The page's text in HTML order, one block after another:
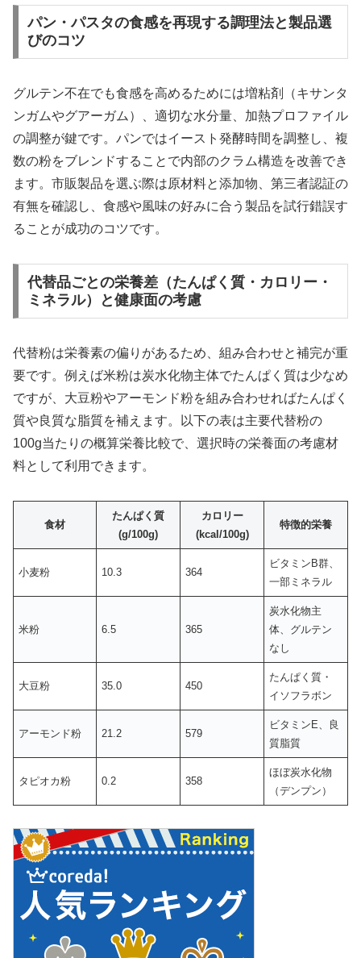
パン・パスタの食感を再現する調理法と製品選
びのコツ
グルテン不在でも食感を高めるためには増粘剤（キサンタ
ンガムやグアーガム）、適切な水分量、加熱プロファイル
の調整が鍵です。パンではイースト発酵時間を調整し、複
数の粉をブレンドすることで内部のクラム構造を改善でき
ます。市販製品を選ぶ際は原材料と添加物、第三者認証の
有無を確認し、食感や風味の好みに合う製品を試行錯誤す
ることが成功のコツです。
代替品ごとの栄養差（たんぱく質・カロリー・
ミネラル）と健康面の考慮
代替粉は栄養素の偏りがあるため、組み合わせと補完が重
要です。例えば米粉は炭水化物主体でたんぱく質は少なめ
ですが、大豆粉やアーモンド粉を組み合わせればたんぱく
質や良質な脂質を補えます。以下の表は主要代替粉の
100g当たりの概算栄養比較で、選択時の栄養面の考慮材
料として利用できます。
食材
たんぱく質
(g/100g)
カロリー
(kcal/100g)
特徴的栄養
小麦粉 10.3 364
ビタミンB群、
一部ミネラル
米粉 6.5 365
炭水化物主
体、グルテン
なし
大豆粉 35.0 450
たんぱく質・
イソフラボン
アーモンド粉 21.2 579
ビタミンE、良
質脂質
タピオカ粉 0.2 358
ほぼ炭水化物
（デンプン）